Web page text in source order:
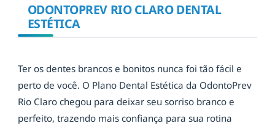
ODONTOPREV RIO CLARO DENTAL
ESTÉTICA
Ter os dentes brancos e bonitos nunca foi tão fácil e
perto de você. O Plano Dental Estética da OdontoPrev
Rio Claro chegou para deixar seu sorriso branco e
perfeito, trazendo mais confiança para sua rotina